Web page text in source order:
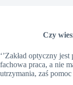
Czy
‘’Zakład optyczny
fachowa praca, a nie
utrzymania, zaś